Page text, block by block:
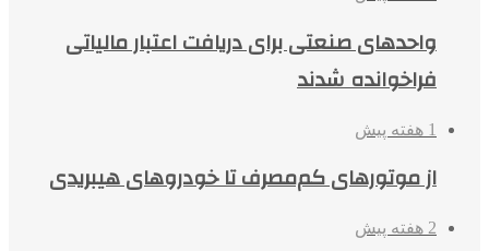
واحدهای صنعتی برای دریافت اعتبار مالیاتی
فراخوانده شدند
1 هفته پیش
از موتورهای کم‌مصرف تا خودروهای هیبریدی
2 هفته پیش